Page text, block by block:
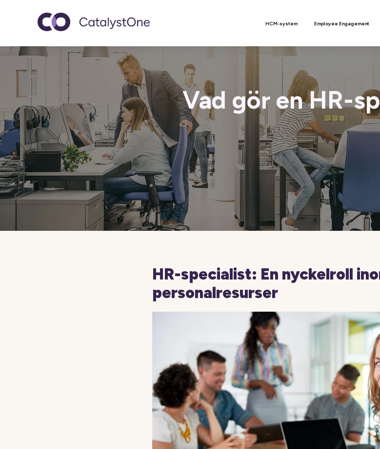
Toggle navigation HCM-system Employee Engagement
Vad gör en HR-
HR-specialist: En nyckelroll
personalresurser